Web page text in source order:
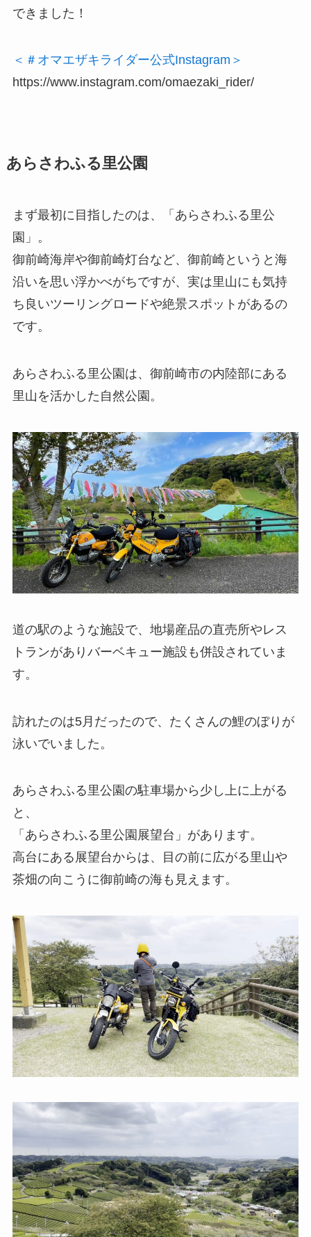
できました！
＜＃オマエザキライダー公式Instagram＞
https://www.instagram.com/omaezaki_rider/
あらさわふる里公園
まず最初に目指したのは、「あらさわふる里公
園」。
御前崎海岸や御前崎灯台など、御前崎というと海
沿いを思い浮かべがちですが、実は里山にも気持
ち良いツーリングロードや絶景スポットがあるの
です。
あらさわふる里公園は、御前崎市の内陸部にある
里山を活かした自然公園。
道の駅のような施設で、地場産品の直売所やレス
トランがありバーベキュー施設も併設されていま
す。
訪れたのは5月だったので、たくさんの鯉のぼりが
泳いでいました。
あらさわふる里公園の駐車場から少し上に上がる
と、
「あらさわふる里公園展望台」があります。
高台にある展望台からは、目の前に広がる里山や
茶畑の向こうに御前崎の海も見えます。